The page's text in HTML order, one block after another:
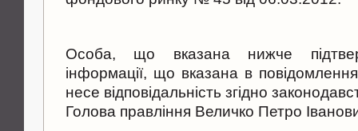
Особа, що вказана нижче
інформації, що вказана в
несе відповідальність згідно
Голова правління Величко Петро